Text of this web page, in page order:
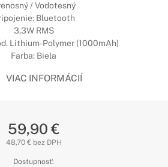
/ Vodotesný
Bluetooth
3,3W RMS
Lithium-Polymer (1000mAh)
Farba: Biela
VIAC INFORMÁCIÍ
59,90 €
48,70 € bez DPH
Dostupnosť: